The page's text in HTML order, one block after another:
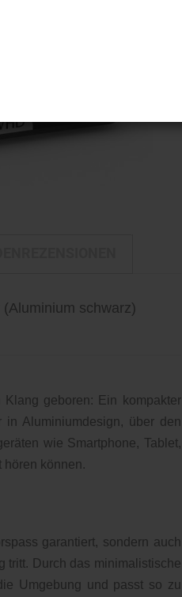
schwarz)
geboren: Ein kompakter
in Aluminiumdesign, über den
wie Smartphone, Tablet,
hören können.
garantiert, sondern auch
tritt. Durch das minimalistische
Umgebung und passt so zu